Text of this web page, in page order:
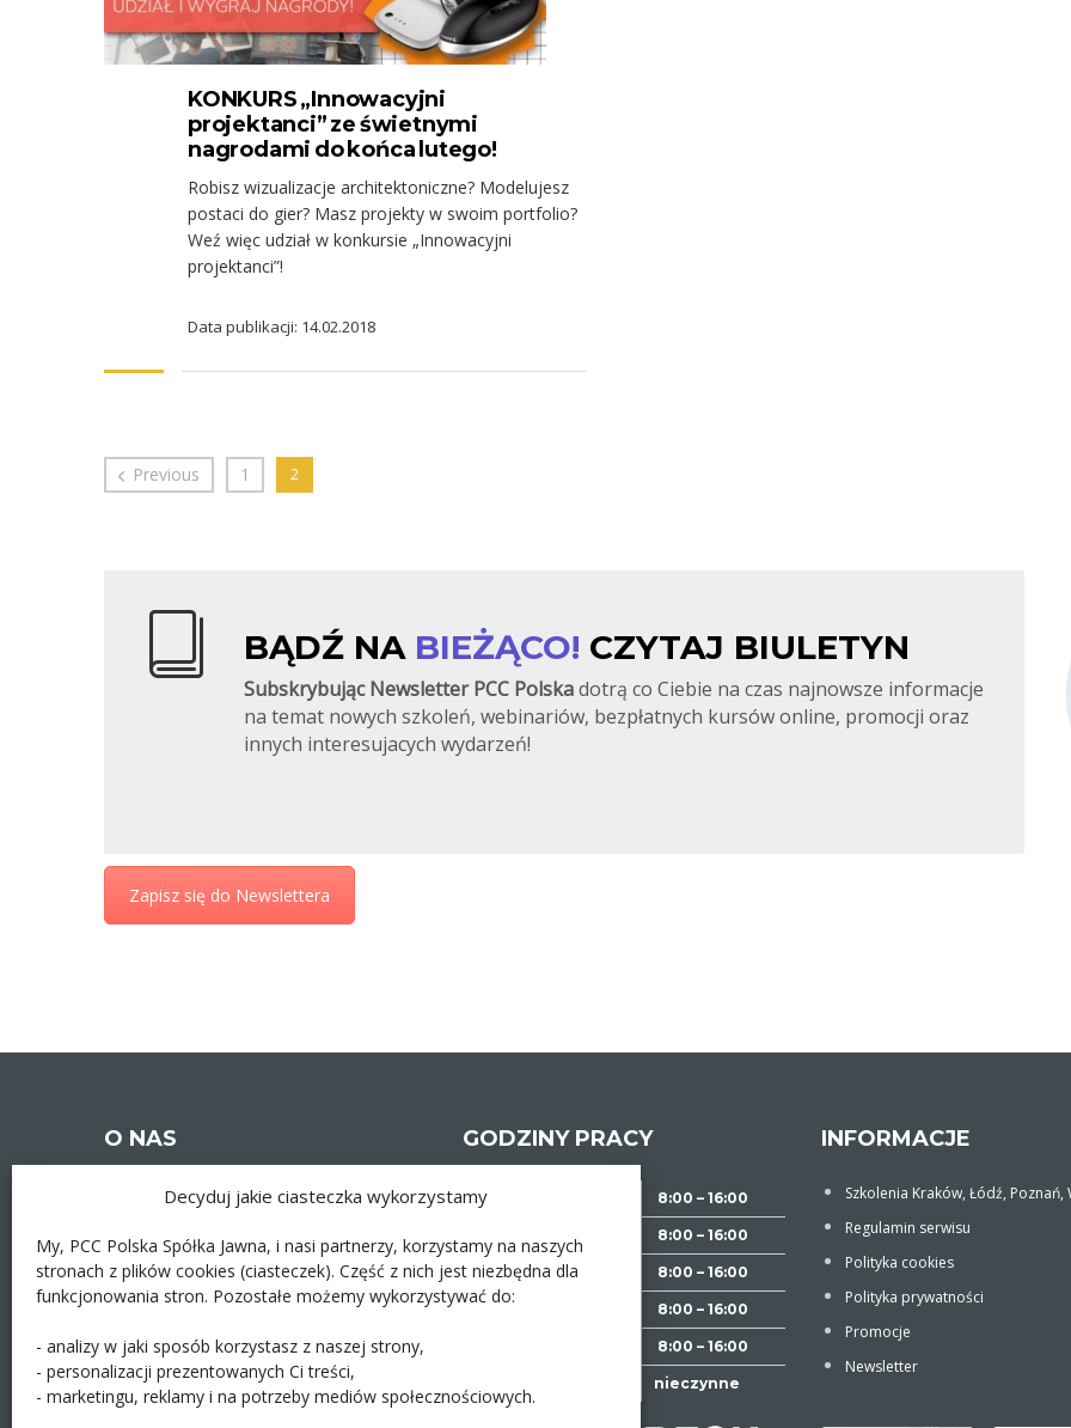
Decyduj jakie ciasteczka wykorzystamy
My, PCC Polska Spółka Jawna, i nasi partnerzy, korzystamy na naszych
stronach z plików cookies (ciasteczek). Część z nich jest niezbędna dla
funkcjonowania stron. Pozostałe możemy wykorzystywać do:
- analizy w jaki sposób korzystasz z naszej strony,
- personalizacji prezentowanych Ci treści,
- marketingu, reklamy i na potrzeby mediów społecznościowych.
KONKURS „Innowacyjni
projektanci” ze świetnymi
nagrodami do końca lutego!
Robisz wizualizacje architektoniczne? Modelujesz
postaci do gier? Masz projekty w swoim portfolio?
Weź więc udział w konkursie „Innowacyjni
projektanci”!
Data publikacji: 14.02.2018
Previous 1 2
BĄDŹ NABIEŻĄCO! CZYTAJ BIULETYN
Subskrybując Newsletter PCC Polskadotrą co Ciebie na czas najnowsze informacje
na temat nowych szkoleń, webinariów, bezpłatnych kursów online, promocji oraz
innych interesujacych wydarzeń!
Zapisz się do Newslettera
O NAS
Dziękujemy, ze odwiedziny naszego
Autoryzowanego Centrum
staramy się, aby nasza oferta była
najlepsza dla Ciebie.Więcej >>
GODZINY PRACY
Poniedziałek 8:00 – 16:00
8:00 – 16:00
Środa 8:00 – 16:00
Czwartek 8:00 – 16:00
8:00 – 16:00
nieczynne
INFORMACJE
Szkolenia Kraków, Łódź, Poznań,
Regulamin serwisu
Polityka cookies
Polityka prywatności
Promocje
Newsletter